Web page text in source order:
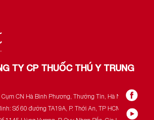
TY CP THUỐC THÚ Y TRUNG
Cụm CN Hà Bình Phương, Thường Tín, Hà Nội.
Số 60 đường TA19A, P. Thới An, TP HCM.